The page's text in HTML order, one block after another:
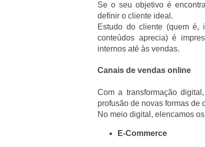
Se o seu objetivo é
definir o cliente ideal.
Estudo do cliente (quem é,
conteúdos aprecia) é
internos até às vendas.
Canais de vendas online
Com a transformação
profusão de novas formas de
No meio digital, elencamos
E-Commerce